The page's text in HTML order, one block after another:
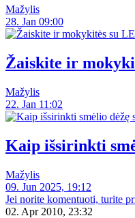
Mažylis
28. Jan 09:00
Žaiskite ir
Mažylis
22. Jan 11:02
Kaip išsirinkti
Mažylis
09. Jun 2025, 19:12
Jei norite komentuoti, turite
02. Apr 2010, 23:32